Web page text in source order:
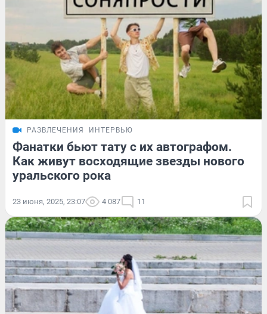
РАЗВЛЕЧЕНИЯ ИНТЕРВЬЮ
Фанатки бьют тату с их автографом.
Как живут восходящие звезды нового
уральского рока
23 июня, 2025, 23:07 4 087 11